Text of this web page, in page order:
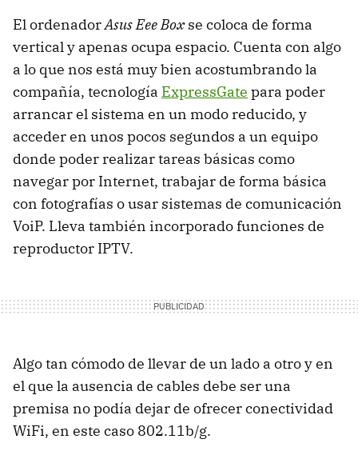
El ordenadorAsus Eee Boxse coloca de forma
vertical y apenas ocupa espacio. Cuenta con algo
a lo que nos está muy bien acostumbrando la
compañía, tecnología ExpressGate para poder
arrancar el sistema en un modo reducido, y
acceder en unos pocos segundos a un equipo
donde poder realizar tareas básicas como
navegar por Internet, trabajar de forma básica
con fotografías o usar sistemas de comunicación
VoiP. Lleva también incorporado funciones de
reproductor IPTV.
Algo tan cómodo de llevar de un lado a otro y en
el que la ausencia de cables debe ser una
premisa no podía dejar de ofrecer conectividad
WiFi, en este caso 802.11b/g.